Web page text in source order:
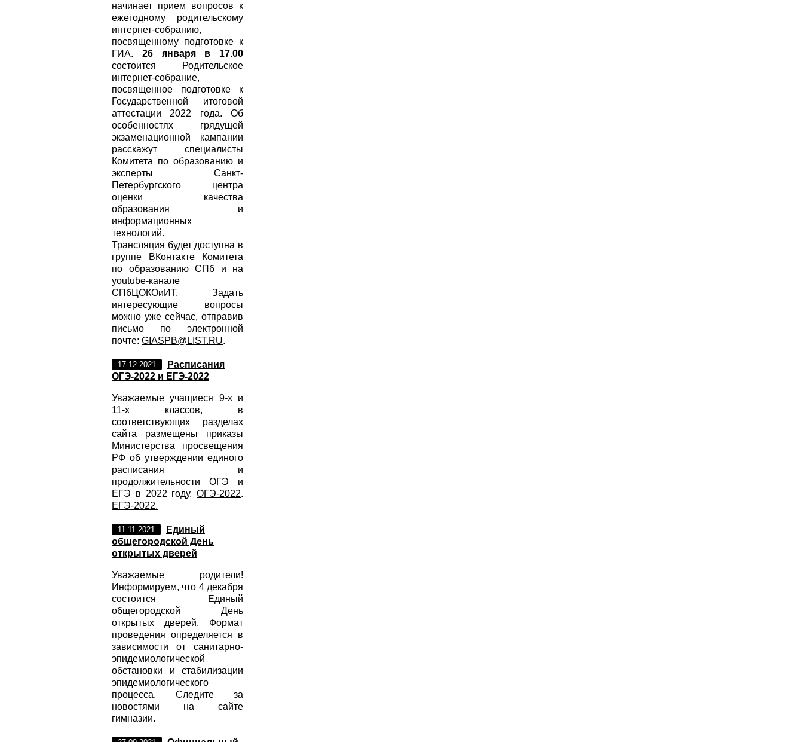
начинает прием вопросов к
ежегодному родительскому
интернет-собранию,
посвященному подготовке к
ГИА. 26 января в 17.00
состоится Родительское
интернет-собрание,
посвященное подготовке к
Государственной итоговой
аттестации 2022 года. Об
особенностях грядущей
экзаменационной кампании
расскажут специалисты
Комитета по образованию и
эксперты Санкт-
Петербургского центра
оценки качества
образования и
информационных
технологий.
Трансляция будет доступна в
группе ВКонтакте Комитета
по образованию СПб и на
youtube-канале
СПбЦОКОиИТ. Задать
интересующие вопросы
можно уже сейчас, отправив
письмо по электронной
почте: GIASPB@LIST.RU.
17.12.2021
Расписания
ОГЭ-2022 и ЕГЭ-2022
Уважаемые учащиеся 9-х и
11-х классов, в
соответствующих разделах
сайта размещены приказы
Министерства просвещения
РФ об утверждении единого
расписания и
продолжительности ОГЭ и
ЕГЭ в 2022 году. ОГЭ-2022.
ЕГЭ-2022.
11.11.2021
Единый
общегородской День
открытых дверей
Уважаемые родители!
Информируем, что 4 декабря
состоится Единый
общегородской День
открытых дверей. Формат
проведения определяется в
зависимости от санитарно-
эпидемиологической
обстановки и стабилизации
эпидемиологического
процесса. Следите за
новостями на сайте
гимназии.